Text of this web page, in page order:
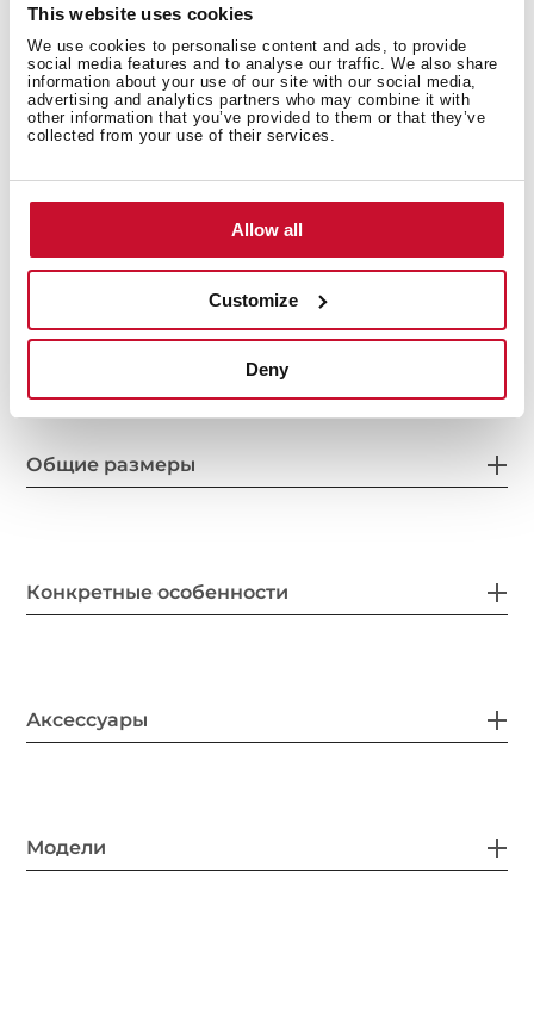
This website uses cookies
We use cookies to personalise content and ads, to provide
social media features and to analyse our traffic. We also share
information about your use of our site with our social media,
advertising and analytics partners who may combine it with
other information that you’ve provided to them or that they’ve
collected from your use of their services.
Allow all
Customize
Deny
рециркуляции и в дальнейшем угольные фильтры
для замены отработанных из комплекта
рециркуляции
Внутренние размеры
Общие размеры
Конкретные особенности
Аксессуары
Модели